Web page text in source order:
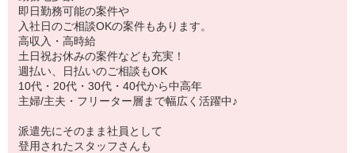
即日勤務可能の案件や
入社日のご相談OKの案件もあります。
高収入・高時給
土日祝お休みの案件なども充実！
週払い、日払いのご相談もOK
10代・20代・30代・40代から中高年
主婦/主夫・フリーター層まで幅広く活躍中♪
派遣先にそのまま社員として
登用されたスタッフさんも